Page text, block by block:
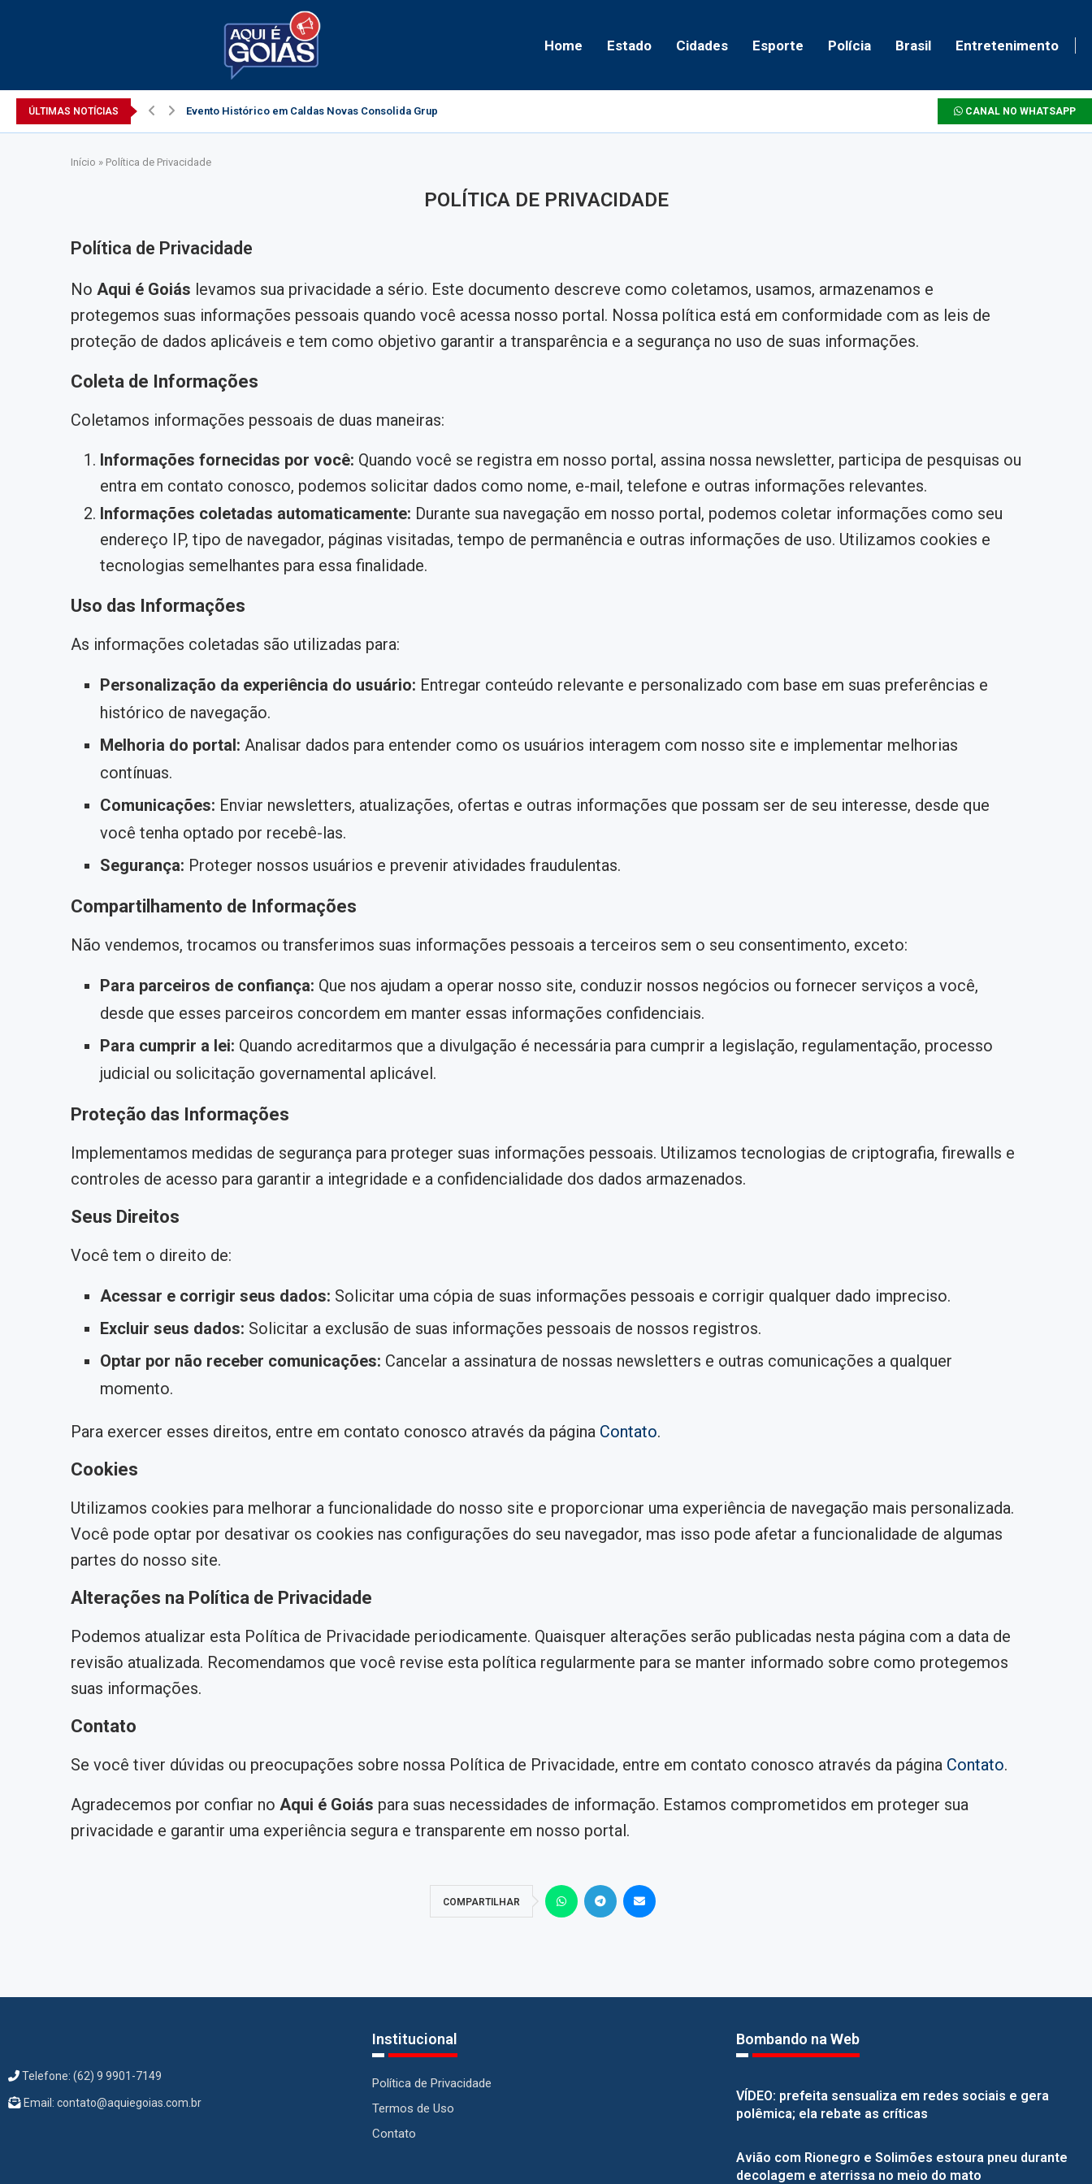
Home Estado Cidades Esporte Polícia Brasil Entretenimento
ÚLTIMAS NOTÍCIAS Evento Histórico em Caldas Novas Consolida Grupo Político e Aponta Caminhos... CANAL NO WHATSAPP
Início » Política de Privacidade
POLÍTICA DE PRIVACIDADE
Política de Privacidade
No Aqui é Goiás levamos sua privacidade a sério. Este documento descreve como coletamos, usamos, armazenamos e
protegemos suas informações pessoais quando você acessa nosso portal. Nossa política está em conformidade com as leis de
proteção de dados aplicáveis e tem como objetivo garantir a transparência e a segurança no uso de suas informações.
Coleta de Informações
Coletamos informações pessoais de duas maneiras:
Informações fornecidas por você: Quando você se registra em nosso portal, assina nossa newsletter, participa de pesquisas ou
entra em contato conosco, podemos solicitar dados como nome, e-mail, telefone e outras informações relevantes.
Informações coletadas automaticamente: Durante sua navegação em nosso portal, podemos coletar informações como seu
endereço IP, tipo de navegador, páginas visitadas, tempo de permanência e outras informações de uso. Utilizamos cookies e
tecnologias semelhantes para essa finalidade.
Uso das Informações
As informações coletadas são utilizadas para:
Personalização da experiência do usuário: Entregar conteúdo relevante e personalizado com base em suas preferências e
histórico de navegação.
Melhoria do portal: Analisar dados para entender como os usuários interagem com nosso site e implementar melhorias
contínuas.
Comunicações: Enviar newsletters, atualizações, ofertas e outras informações que possam ser de seu interesse, desde que
você tenha optado por recebê-las.
Segurança: Proteger nossos usuários e prevenir atividades fraudulentas.
Compartilhamento de Informações
Não vendemos, trocamos ou transferimos suas informações pessoais a terceiros sem o seu consentimento, exceto:
Para parceiros de confiança: Que nos ajudam a operar nosso site, conduzir nossos negócios ou fornecer serviços a você,
desde que esses parceiros concordem em manter essas informações confidenciais.
Para cumprir a lei: Quando acreditarmos que a divulgação é necessária para cumprir a legislação, regulamentação, processo
judicial ou solicitação governamental aplicável.
Proteção das Informações
Implementamos medidas de segurança para proteger suas informações pessoais. Utilizamos tecnologias de criptografia, firewalls e
controles de acesso para garantir a integridade e a confidencialidade dos dados armazenados.
Seus Direitos
Você tem o direito de:
Acessar e corrigir seus dados: Solicitar uma cópia de suas informações pessoais e corrigir qualquer dado impreciso.
Excluir seus dados: Solicitar a exclusão de suas informações pessoais de nossos registros.
Optar por não receber comunicações: Cancelar a assinatura de nossas newsletters e outras comunicações a qualquer
momento.
Para exercer esses direitos, entre em contato conosco através da página Contato.
Cookies
Utilizamos cookies para melhorar a funcionalidade do nosso site e proporcionar uma experiência de navegação mais personalizada.
Você pode optar por desativar os cookies nas configurações do seu navegador, mas isso pode afetar a funcionalidade de algumas
partes do nosso site.
Alterações na Política de Privacidade
Podemos atualizar esta Política de Privacidade periodicamente. Quaisquer alterações serão publicadas nesta página com a data de
revisão atualizada. Recomendamos que você revise esta política regularmente para se manter informado sobre como protegemos
suas informações.
Contato
Se você tiver dúvidas ou preocupações sobre nossa Política de Privacidade, entre em contato conosco através da página Contato.
Agradecemos por confiar no Aqui é Goiás para suas necessidades de informação. Estamos comprometidos em proteger sua
privacidade e garantir uma experiência segura e transparente em nosso portal.
COMPARTILHAR
Telefone: (62) 9 9901-7149
Email: contato@aquiegoias.com.br
Institucional
Política de Privacidade
Termos de Uso
Contato
Bombando na Web
VÍDEO: prefeita sensualiza em redes sociais e gera
polêmica; ela rebate as críticas
Avião com Rionegro e Solimões estoura pneu durante
decolagem e aterrissa no meio do mato